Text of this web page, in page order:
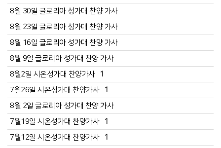
8월 30일 글로리아 성가대 찬양 가사
8월 23일 글로리아 성가대 찬양 가사
8월 16일 글로리아 성가대 찬양 가사
8월 9일 글로리아 성가대 찬양 가사
8월2일 시온성가대 찬양가사
1
7월26일 시온성가대 찬양가사
1
8월 2일 글로리아 성가대 찬양 가사
7월19일 시온성가대 찬양가사
1
7월12일 시온성가대 찬양가사
1